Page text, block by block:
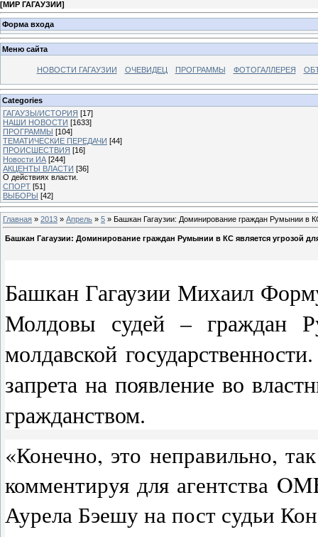
[МИР ГАГАУЗИИ]
Форма входа
Меню сайта
НОВОСТИ ГАГАУЗИИ ОЧЕВИДЕЦ ПРОГРАММЫ ФОТОГАЛЛЕРЕЯ
Categories
ГАГАУЗЫ/ИСТОРИЯ [17]
НАШИ НОВОСТИ [1633]
ПРОГРАММЫ [104]
ТЕМАТИЧЕСКИЕ ПЕРЕДАЧИ [44]
ПРОИСШЕСТВИЯ [16]
Новости ИА [244]
АКЦЕНТЫ ВЛАСТИ [36]
О действиях власти.
СПОРТ [51]
ВЫБОРЫ [42]
Главная » 2013 » Апрель » 5 » Башкан Гагаузии: Доминирование граждан Румынии в
Башкан Гагаузии: Доминирование граждан Румынии в КС является угрозой
Башкан Гагаузии Михаил
Молдовы судей – граждан
молдавской
запрета на появление во
гражданством.
«Конечно, это неправильно,
комментируя для агентства
Аурела Бэешу на пост судьи